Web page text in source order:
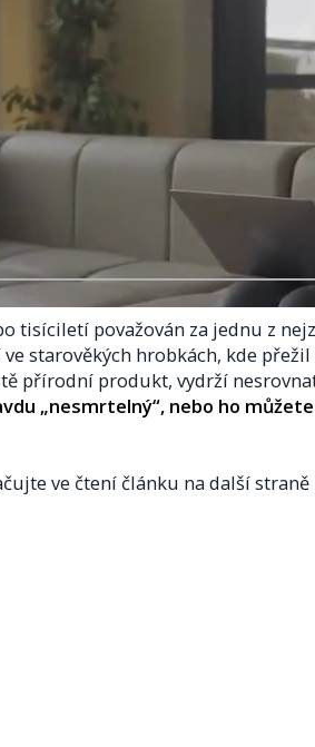
tisíciletí považován za jednu z
starověkých hrobkách, kde
přírodní produkt, vydrží
„nesmrtelný“, nebo ho
ve čtení článku na další straně